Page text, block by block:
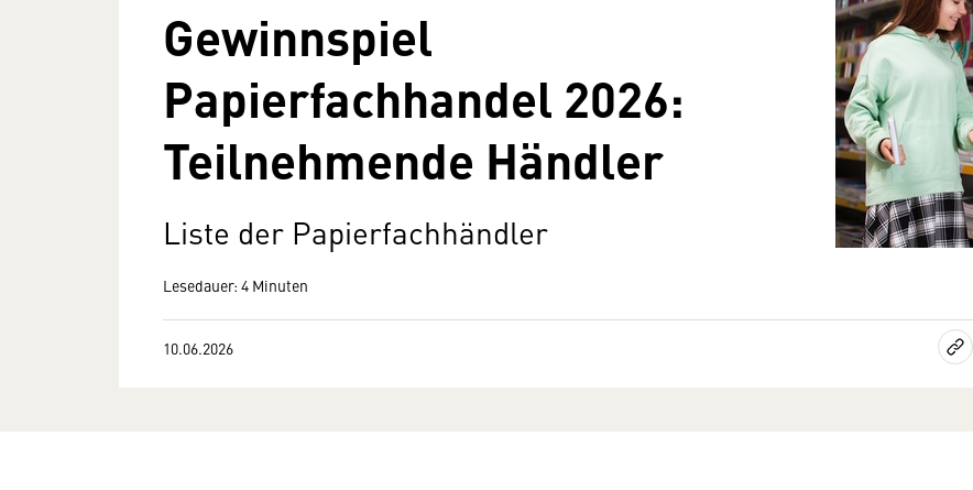
Gewinnspiel
Papierfachhandel 2026:
Teilnehmende Händler
Liste der Papierfachhändler
Lesedauer: 4 Minuten
10.06.2026